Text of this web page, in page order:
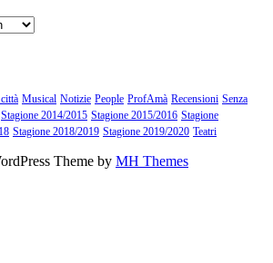
Musical Notizie People ProfAmà Recensioni Senza
Stagione 2014/2015 Stagione 2015/2016 Stagione
Stagione 2018/2019 Stagione 2019/2020 Teatri
Theme by MH Themes